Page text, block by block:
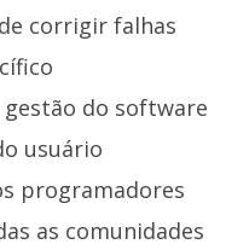
corrigir falhas
do software
usuário
programadores
as comunidades